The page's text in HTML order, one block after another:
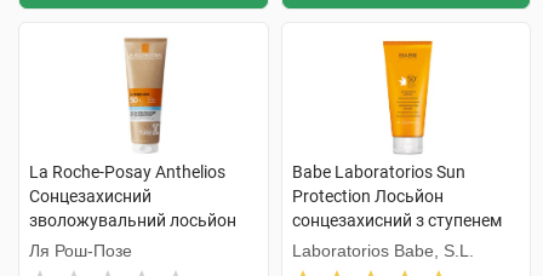
La Roche-Posay Anthelios
Сонцезахисний
зволожувальний лосьйон
для обличчя та тіла SPF50+
250 мл 1 туба
Ля Рош-Позе
Babe Laboratorios Sun
Protection Лосьйон
сонцезахисний з ступенем
захисту SPF 50+ і
заспокійливими активними
Laboratorios Babe, S.L.